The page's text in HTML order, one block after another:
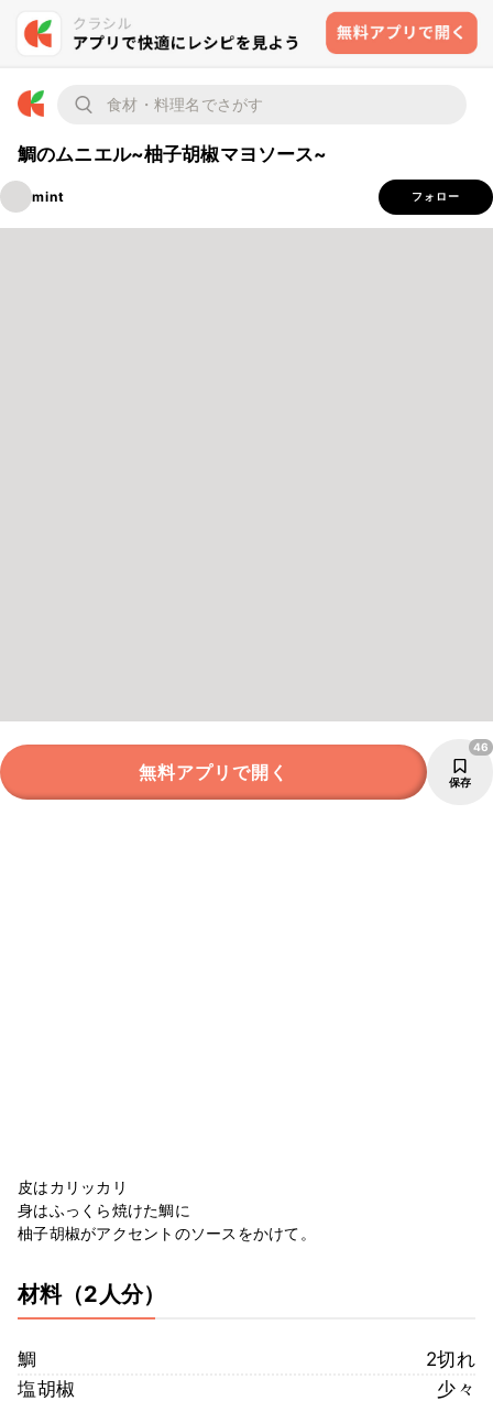
鯛のムニエル~柚子胡椒マヨソース~
mint フォロー
無料アプリで開く 保存
46
皮はカリッカリ
身はふっくら焼けた鯛に
柚子胡椒がアクセントのソースをかけて。
材料（2人分）
鯛
2切れ
塩胡椒
少々